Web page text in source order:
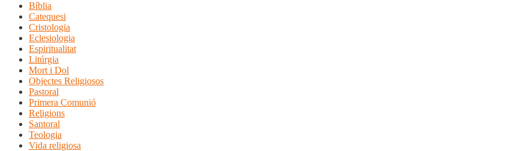
Bíblia
Catequesi
Cristologia
Eclesiologia
Espiritualitat
Litúrgia
Mort i Dol
Objectes Religiosos
Pastoral
Primera Comunió
Religions
Santoral
Teologia
Vida religiosa